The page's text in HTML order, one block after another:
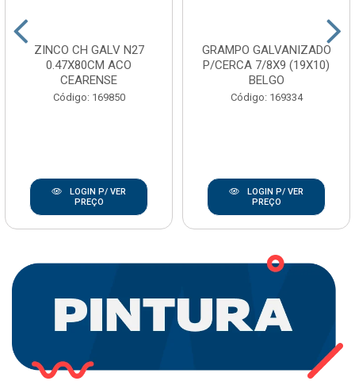
ZINCO CH GALV N27
0.47X80CM ACO
CEARENSE
Código: 169850
LOGIN P/ VER
PREÇO
GRAMPO GALVANIZADO
P/CERCA 7/8X9 (19X10)
BELGO
Código: 169334
LOGIN P/ VER
PREÇO